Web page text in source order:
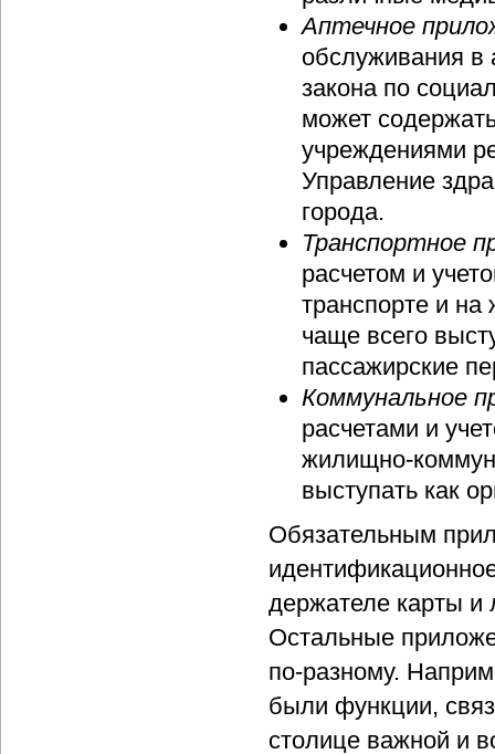
Аптечное
обслуживания в
закона по
может
учреждениями
Управление
города.
Транспортное
расчетом и
транспорте и
чаще всего
пассажирские
Коммунальное
расчетами и
жилищно-
выступать как
Обязательным
держателе карты и
Остальные
по-разному.
были функции,
столице важной и